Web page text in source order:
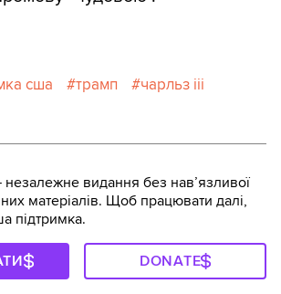
сша трамп чарльз iii
незалежне видання без навʼязливої
матеріалів. Щоб працювати далі,
підтримка.
DONATE